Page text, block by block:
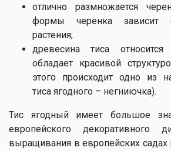
отлично размножается
формы черенка зависит
растения;
древесина тиса
обладает красивой
этого происходит одно из
тиса ягодного – негниючка).
Тис ягодный имеет большое
европейского декоративного
выращивания в европейских садах